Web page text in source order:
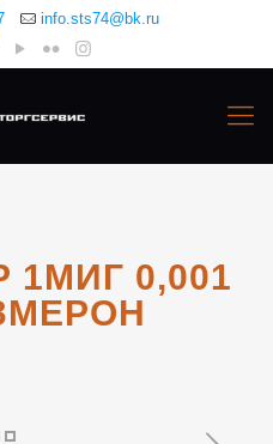
info.sts74@bk.ru
0,001